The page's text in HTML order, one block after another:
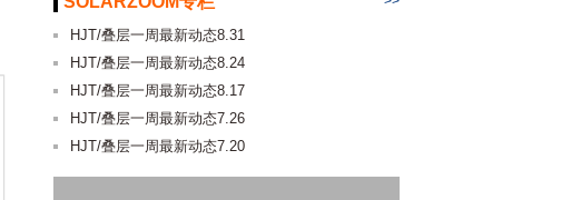
HJT/叠层一周最新动态8.31
HJT/叠层一周最新动态8.24
HJT/叠层一周最新动态8.17
HJT/叠层一周最新动态7.26
HJT/叠层一周最新动态7.20